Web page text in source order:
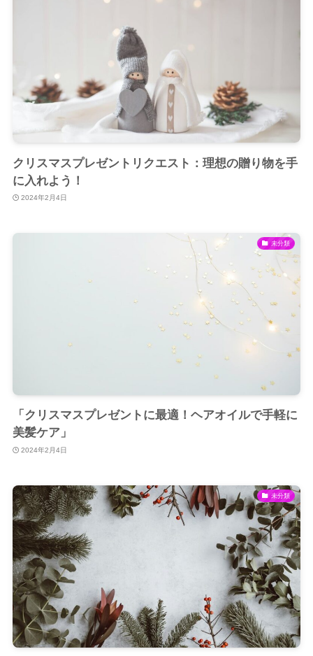
クリスマスプレゼントリクエスト：理想の贈り物を手
に入れよう！
2024年2月4日
未分類
「クリスマスプレゼントに最適！ヘアオイルで手軽に
美髪ケア」
2024年2月4日
未分類